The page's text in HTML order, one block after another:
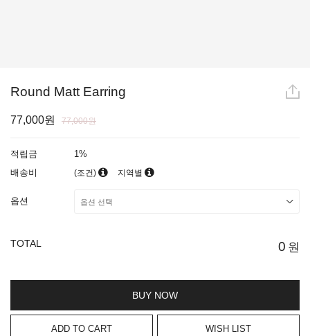
Round Matt Earring
77,000원 77,000원
적립금
1%
배송비
(조건) 지역별
옵션
TOTAL 0 원
BUY NOW
ADD TO CART WISH LIST